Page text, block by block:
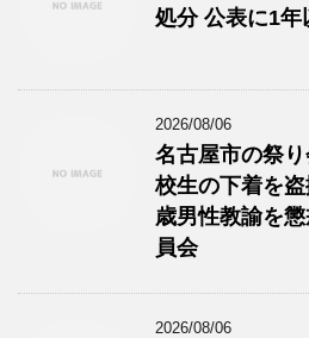
処分 公表に1年
2026/08/06
名古屋市の祭
校生の下着を
歳男性教諭を
員会
2026/08/06